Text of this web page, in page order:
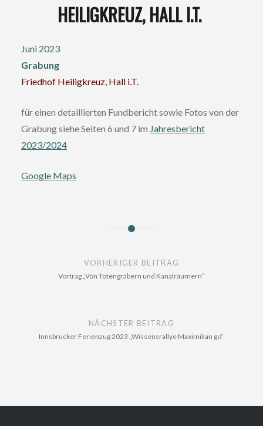
HEILIGKREUZ, HALL I.T.
Juni 2023
Grabung
Friedhof Heiligkreuz, Hall i.T.
für einen detaillierten Fundbericht sowie Fotos von der
Grabung siehe Seiten 6 und 7 im Jahresbericht
2023/2024
Google Maps
VORHERIGER BEITRAG
Vortrag „Von Totengräbern und Kanalräumern“
NÄCHSTER BEITRAG
Innsbrucker Ferienzug 2023 „Wissensrallye Maximilian go“